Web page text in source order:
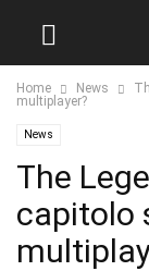
Home News
multiplayer?
News
The
capitolo